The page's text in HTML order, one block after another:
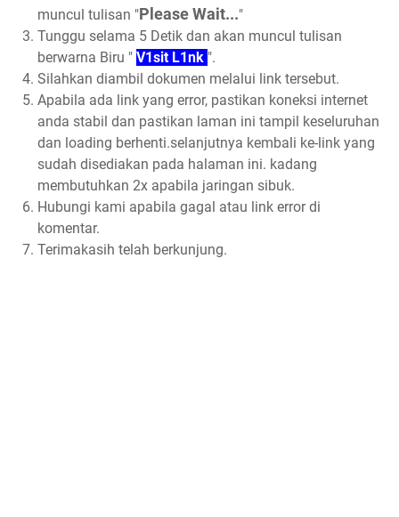
muncul tulisan "Please Wait..."
Tunggu selama 5 Detik dan akan muncul tulisan
berwarna Biru " V1sit L1nk ".
Silahkan diambil dokumen melalui link tersebut.
Apabila ada link yang error, pastikan koneksi internet
anda stabil dan pastikan laman ini tampil keseluruhan
dan loading berhenti.selanjutnya kembali ke-link yang
sudah disediakan pada halaman ini. kadang
membutuhkan 2x apabila jaringan sibuk.
Hubungi kami apabila gagal atau link error di
komentar.
Terimakasih telah berkunjung.